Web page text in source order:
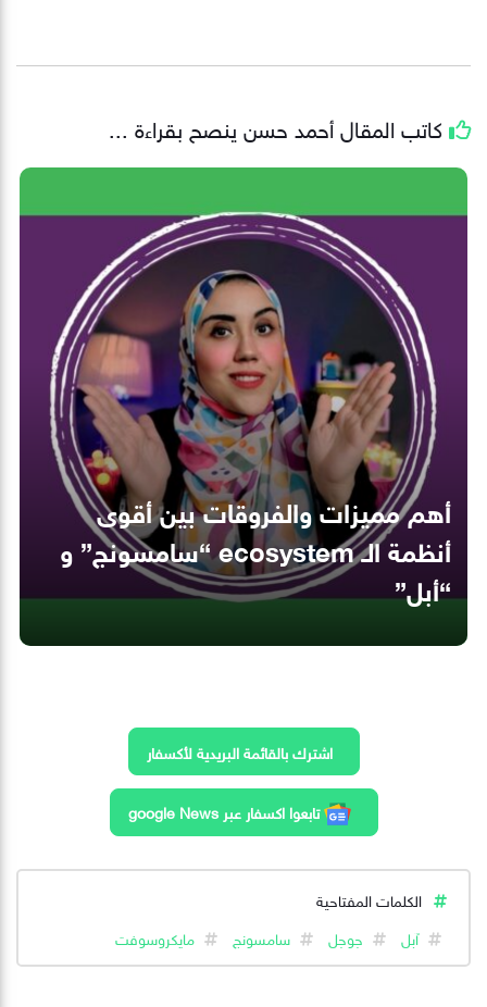
كاتب المقالأحمد حسن ينصح بقراءة ...
أهم مميزات والفروقات بين أقوى
أنظمة الـ ecosystem “سامسونج” و
“أبل”
اشترك بالقائمة البريدية لأكسفار
تابعوا اكسفار عبر google News
الكلمات المفتاحية
آبل
جوجل سامسونج مايكروسوفت